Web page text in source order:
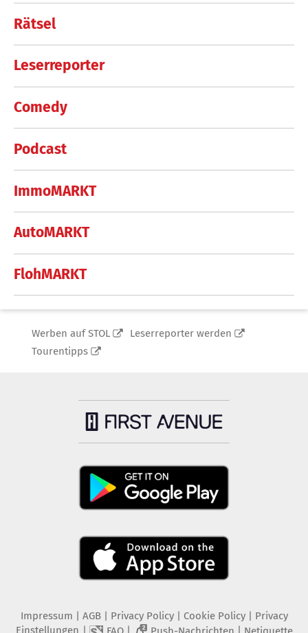
Rätsel
Leserreporter
Comedy
Podcast
ImmoMARKT
AutoMARKT
FlohMARKT
Werben auf STOL
Leserreporter werden
Tourentipps
Impressum AGB Privacy Policy| Cookie Policy| Privacy
2